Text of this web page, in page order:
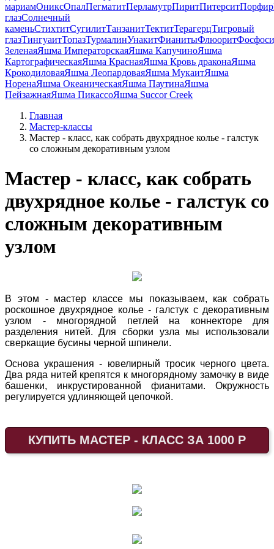
мариамОниксОпалПегматитПерламутрПиритПитерситПорфир
глазСолнечный
каменьСтихтитСугилитТанзанитТектитТерагерцТигровый
глазТингуаитТопазТурмалинУнакитФианитыФлюорит
ЗеленаяЯшма ИмператорскаяЯшма КапучиноЯшма
КартографическаяЯшма КраснаяЯшма Кровь драконаЯшма
КрокодиловаяЯшма ЛеопардоваяЯшма МукаитЯшма
НоренаЯшма ОкеаническаяЯшма ПаутинаЯшма
ПейзажнаяЯшма ПикассоЯшма Succor Creek
Главная
Мастер-классы
Мастер - класс, как собрать двухрядное колье - галстук
со сложным декоративным узлом
Мастер - класс, как собрать
двухрядное колье - галстук со
сложным декоративным
узлом
В этом - мастер классе мы показываем, как собрать
роскошное двухрядное колье - галстук с декоративным
узлом - многорядной петлей на коннекторе для
разделения нитей. Для сборки узла мы использовали
сверкащие бусины черной шпинели.
Основа украшения - ювелирный тросик черного цвета.
Два ряда нитей крепятся к многорядному замочку в виде
башенки, инкрустированной фианитами. Окружность
регулируется удлиняющей цепочкой.
КУПИТЬ МАСТЕР - КЛАСС ЗА 1000 Р